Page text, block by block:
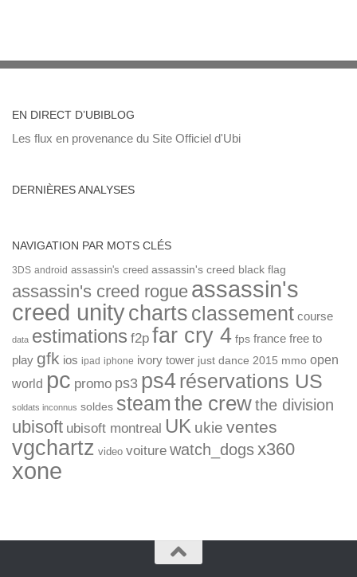
EN DIRECT D’UBIBLOG
Les flux en provenance du Site Officiel d'Ubi
DERNIÈRES ANALYSES
NAVIGATION PAR MOTS CLÉS
3DS android assassin's creed assassin's creed black flag
assassin's creed rogue assassin's
creed unitycharts classement course
data estimations f2p far cry 4 fps france free to
play gfk ios ipad iphone ivory tower just dance 2015 mmo open
world pc promo ps3 ps4réservations US
soldats inconnus soldes steamthe crewthe division
ubisoft ubisoft montreal UK ukie ventes
vgchartz video voiture watch_dogsx360
xone